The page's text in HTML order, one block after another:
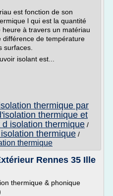
est fonction de son
l qui est la quantité
à travers un matériau
de température
surfaces.
isolant est...
thermique par
thermique et
isolation thermique /
thermique /
thermique
Rennes 35 Ille
thermique & phonique